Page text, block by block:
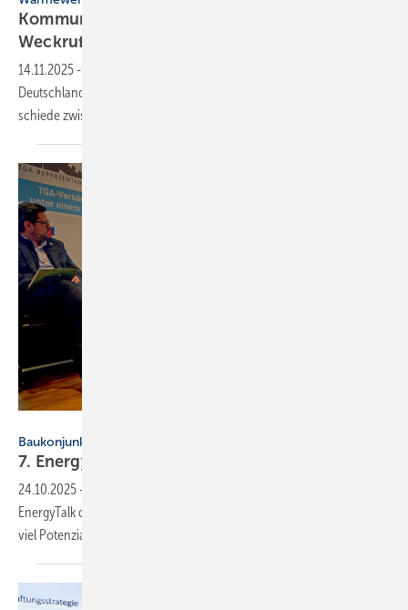
Kommunale Wärme­pla­nung: BBSR-Studie
Weck­ruf für die
14.11.2025 -
Deutsch­land bei der Wärme­pla­nung steht und offen­bart große Unter­
schiede zwischen den
Baukonjunktur
7. EnergyTalk: Po­li­tik und Wirt­schaft im
24.10.2025 -
EnergyTalk der TGA-Verbände: „Impulse für die Baukonjunktur – wie
viel Potenzial steckt in der